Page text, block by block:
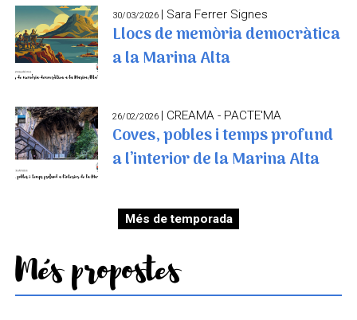
30/03/2026 | Sara Ferrer Signes
Llocs de memòria democràtica
a la Marina Alta
26/02/2026 | CREAMA - PACTE'MA
Coves, pobles i temps profund
a l’interior de la Marina Alta
Més de temporada
Més propostes